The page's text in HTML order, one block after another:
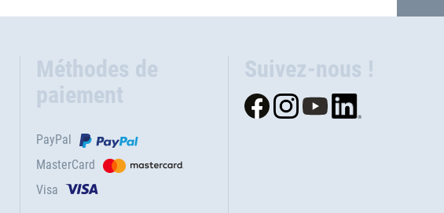
Méthodes de
paiement
PayPal
MasterCard
Visa
Suivez-nous !